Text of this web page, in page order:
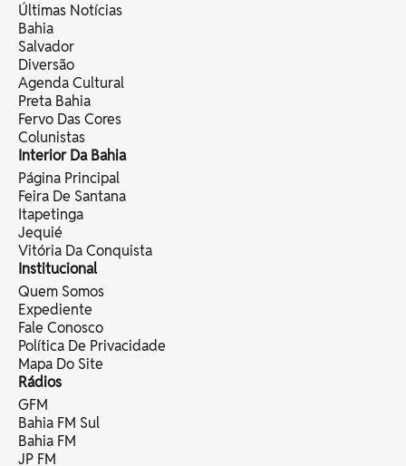
Últimas Notícias
Bahia
Salvador
Diversão
Agenda Cultural
Preta Bahia
Fervo Das Cores
Colunistas
Interior Da Bahia
Página Principal
Feira De Santana
Itapetinga
Jequié
Vitória Da Conquista
Institucional
Quem Somos
Expediente
Fale Conosco
Política De Privacidade
Mapa Do Site
Rádios
GFM
Bahia FM Sul
Bahia FM
JP FM